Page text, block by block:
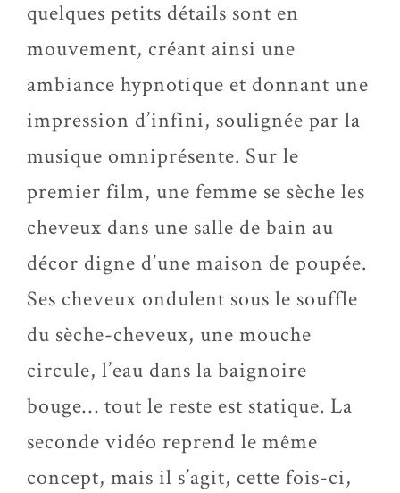
quelques petits détails sont en
mouvement, créant ainsi une
ambiance hypnotique et donnant une
impression d’infini, soulignée par la
musique omniprésente. Sur le
premier film, une femme se sèche les
cheveux dans une salle de bain au
décor digne d’une maison de poupée.
Ses cheveux ondulent sous le souffle
du sèche-cheveux, une mouche
circule, l’eau dans la baignoire
bouge… tout le reste est statique. La
seconde vidéo reprend le même
concept, mais il s’agit, cette fois-ci,